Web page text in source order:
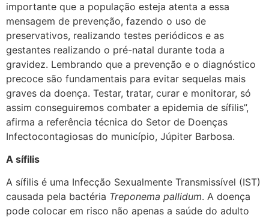
importante que a população esteja atenta a essa
mensagem de prevenção, fazendo o uso de
preservativos, realizando testes periódicos e as
gestantes realizando o pré-natal durante toda a
gravidez. Lembrando que a prevenção e o diagnóstico
precoce são fundamentais para evitar sequelas mais
graves da doença. Testar, tratar, curar e monitorar, só
assim conseguiremos combater a epidemia de sífilis”,
afirma a referência técnica do Setor de Doenças
Infectocontagiosas do município, Júpiter Barbosa.
A sífilis
A sífilis é uma Infecção Sexualmente Transmissível (IST)
causada pela bactéria Treponema pallidum. A doença
pode colocar em risco não apenas a saúde do adulto